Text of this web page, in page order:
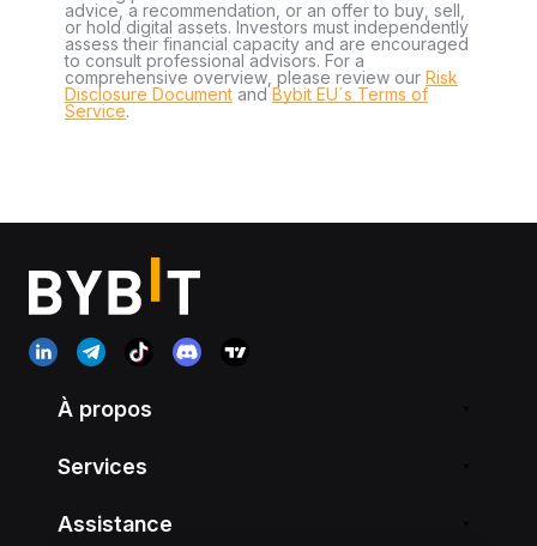
advice, a recommendation, or an offer to buy, sell,
or hold digital assets. Investors must independently
assess their financial capacity and are encouraged
to consult professional advisors. For a
comprehensive overview, please review our Risk
Disclosure Document andBybit EU´s Terms of
Service.
À propos
Services
Assistance